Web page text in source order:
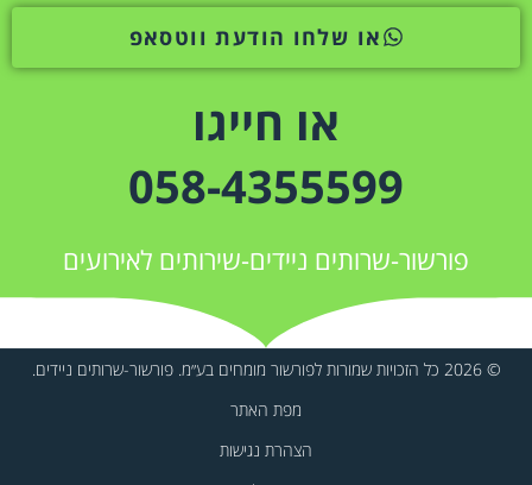
או שלחו הודעת ווטסאפ
או חייגו
058-4355599
פורשור-שרותים ניידים-שירותים לאירועים
© 2026 כל הזכויות שמורות לפורשור מומחים בע״מ. פורשור-שרותים ניידים.
מפת האתר
הצהרת נגישות